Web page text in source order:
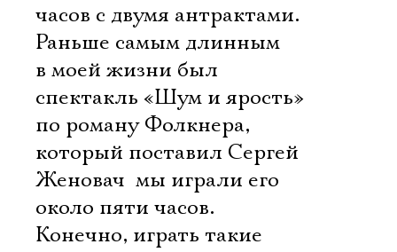
часов с двумя антрактами.
Раньше самым длинным
в моей жизни был
спектакль «Шум и ярость»
по роману Фолкнера,
который поставил Сергей
Женовач  мы играли его
около пяти часов.
Конечно, играть такие